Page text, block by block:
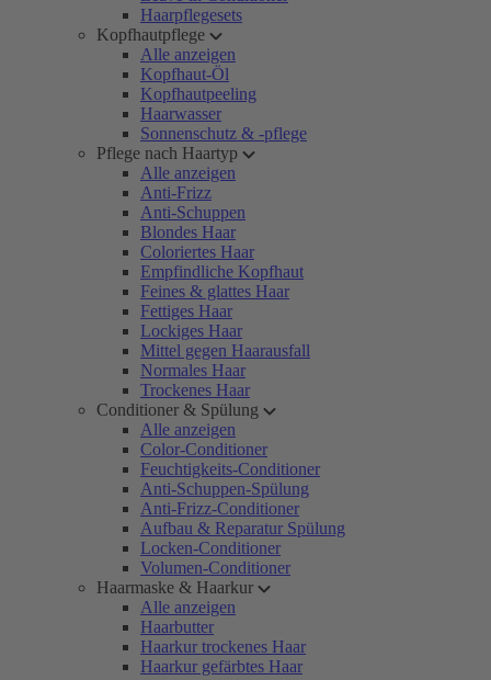
Haarpflegesets
Kopfhautpflege
Alle anzeigen
Kopfhaut-Öl
Kopfhautpeeling
Haarwasser
Sonnenschutz & -pflege
Pflege nach Haartyp
Alle anzeigen
Anti-Frizz
Anti-Schuppen
Blondes Haar
Coloriertes Haar
Empfindliche Kopfhaut
Feines & glattes Haar
Fettiges Haar
Lockiges Haar
Mittel gegen Haarausfall
Normales Haar
Trockenes Haar
Conditioner & Spülung
Alle anzeigen
Color-Conditioner
Feuchtigkeits-Conditioner
Anti-Schuppen-Spülung
Anti-Frizz-Conditioner
Aufbau & Reparatur Spülung
Locken-Conditioner
Volumen-Conditioner
Haarmaske & Haarkur
Alle anzeigen
Haarbutter
Haarkur trockenes Haar
Haarkur gefärbtes Haar